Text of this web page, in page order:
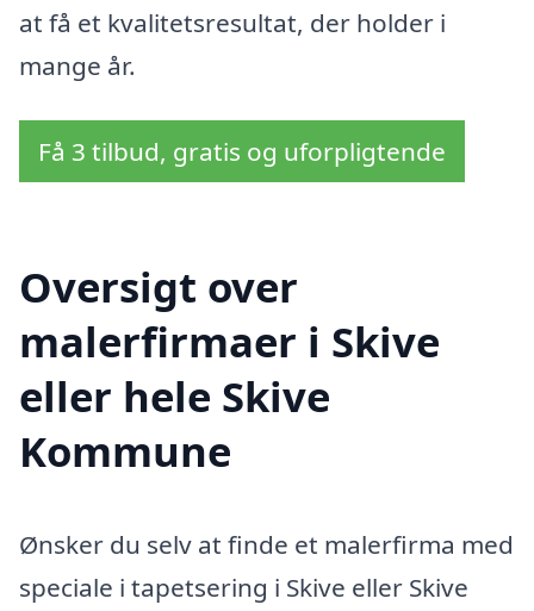
at få et kvalitetsresultat, der holder i
mange år.
Få 3 tilbud, gratis og uforpligtende
Oversigt over
malerfirmaer i Skive
eller hele Skive
Kommune
Ønsker du selv at finde et malerfirma med
speciale i tapetsering i Skive eller Skive